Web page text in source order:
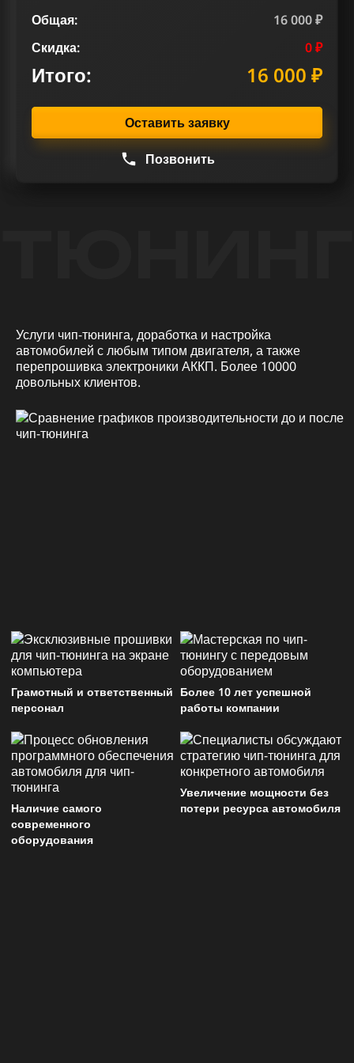
Общая:
16 000 ₽
Скидка:
0 ₽
Итого: 16 000 ₽
Оставить заявку
Позвонить
Услуги чип-тюнинга, доработка и настройка
автомобилей с любым типом двигателя, а также
перепрошивка электроники АККП. Более 10000
довольных клиентов.
Грамотный и ответственный
персонал
Более 10 лет успешной
работы компании
Наличие самого
современного
оборудования
Увеличение мощности без
потери ресурса автомобиля